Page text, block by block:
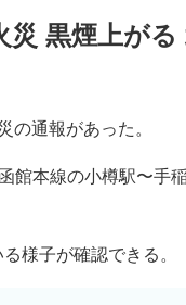
黒煙上がる
の通報があった。
館本線の小樽駅〜手
様子が確認できる。